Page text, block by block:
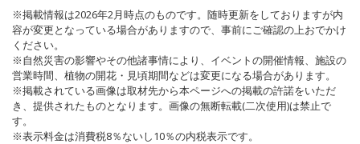
※掲載情報は2026年2月時点のものです。随時更新をしておりますが内
容が変更となっている場合がありますので、事前にご確認の上おでかけ
ください。
※自然災害の影響やその他諸事情により、イベントの開催情報、施設の
営業時間、植物の開花・見頃期間などは変更になる場合があります。
※掲載されている画像は取材先から本ページへの掲載の許諾をいただ
き、提供されたものとなります。画像の無断転載(二次使用)は禁止で
す。
※表示料金は消費税8％ないし10％の内税表示です。